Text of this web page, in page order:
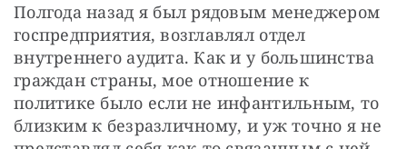
Полгода назад я был рядовым менеджером
госпредприятия, возглавлял отдел
внутреннего аудита. Как и у большинства
граждан страны, мое отношение к
политике было если не инфантильным, то
близким к безразличному, и уж точно я не